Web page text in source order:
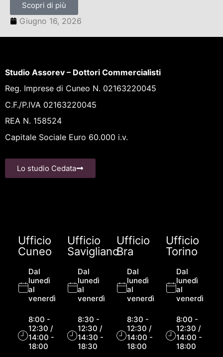
Scopri di più
Giugno 16, 2026
Studio Assorev – Dottori Commercialisti
Reg. Imprese di Cuneo N. 02163220045
C.F./P.IVA 02163220045
REA N. 158524
Capitale Sociale Euro 60.000 i.v.
Lo studio Cedata
Ufficio
Cuneo
Dal
lunedì
al
venerdì
8:00 -
12:30 /
14:00 -
18:00
Ufficio
Savigliano
Dal
lunedì
al
venerdì
8:30 -
12:30 /
14:30 -
18:30
Ufficio
Bra
Dal
lunedì
al
venerdì
8:30 -
12:30 /
14:00 -
18:00
Ufficio
Torino
Dal
lunedì
al
venerdì
8:00 -
12:30 /
14:00 -
18:00